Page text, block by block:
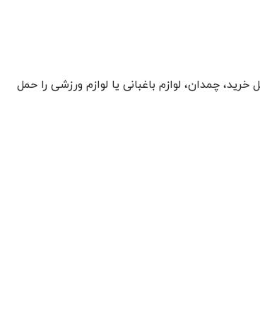
چمدان، لوازم باغبانی یا لوازم ورزشی را حمل